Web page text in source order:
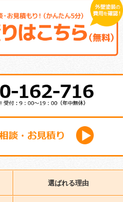
選ばれる理由